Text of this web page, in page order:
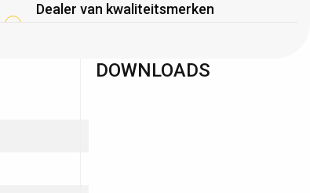
Dealer van kwaliteitsmerken
DOWNLOADS